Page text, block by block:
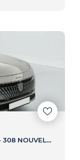
BLUEHDI 130CH S S EAT8 ALLURE - 308 NOUVELLE BLUEHDI 130CH S S EAT8 ALLURE